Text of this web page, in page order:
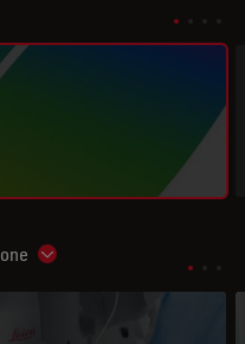
Show subnavigation